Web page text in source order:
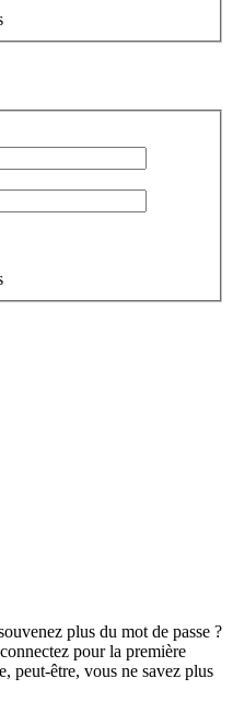
plus du mot de passe ?
pour la première
peut-être, vous ne savez plus